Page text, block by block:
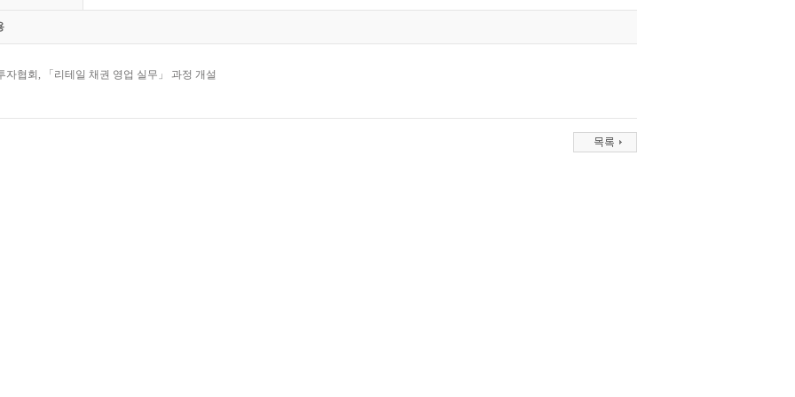
자협회, 「리테일 채권 영업 실무」 과정 개설